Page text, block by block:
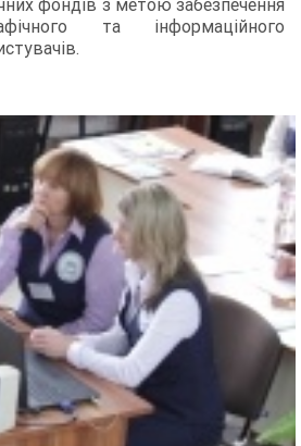
фондів з метою забезпечення
та інформаційного